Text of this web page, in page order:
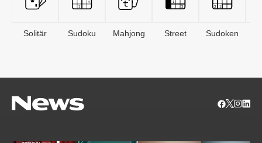
Solitär Sudoku Mahjong Street Sudoken